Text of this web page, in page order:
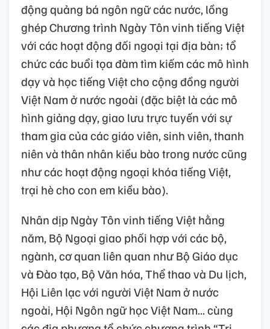
động quảng bá ngôn ngữ các nước, lồng
ghép Chương trình Ngày Tôn vinh tiếng Việt
với các hoạt động đối ngoại tại địa bàn; tổ
chức các buổi tọa đàm tìm kiếm các mô hình
dạy và học tiếng Việt cho cộng đồng người
Việt Nam ở nước ngoài (đặc biệt là các mô
hình giảng dạy, giao lưu trực tuyến với sự
tham gia của các giáo viên, sinh viên, thanh
niên và thân nhân kiều bào trong nước cũng
như các hoạt động ngoại khóa tiếng Việt,
trại hè cho con em kiều bào).
Nhân dịp Ngày Tôn vinh tiếng Việt hằng
năm, Bộ Ngoại giao phối hợp với các bộ,
ngành, cơ quan liên quan như Bộ Giáo dục
và Đào tạo, Bộ Văn hóa, Thể thao và Du lịch,
Hội Liên lạc với người Việt Nam ở nước
ngoài, Hội Ngôn ngữ học Việt Nam... cùng